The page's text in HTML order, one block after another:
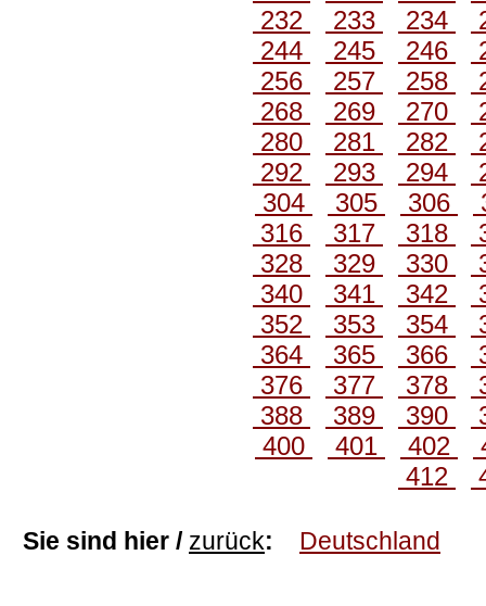
232
233 234
244
245 246
256
257 258
268
269 270
280
281 282
292
293 294
304
305 306
316
317 318
328
329 330
340
341 342
352
353 354
364
365 366
376
377 378
388
389 390
400
401 402
412
Sie sind hier / zurück: Deutschland